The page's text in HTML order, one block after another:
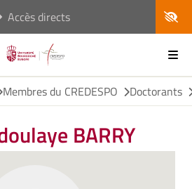
Accès directs
Membres du CREDESPO Doctorants
BARRY